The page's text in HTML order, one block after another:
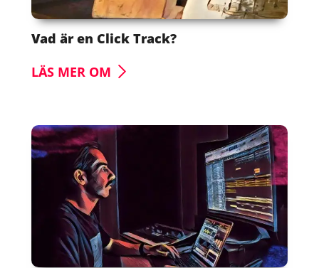
Vad är en Click Track?
LÄS MER OM